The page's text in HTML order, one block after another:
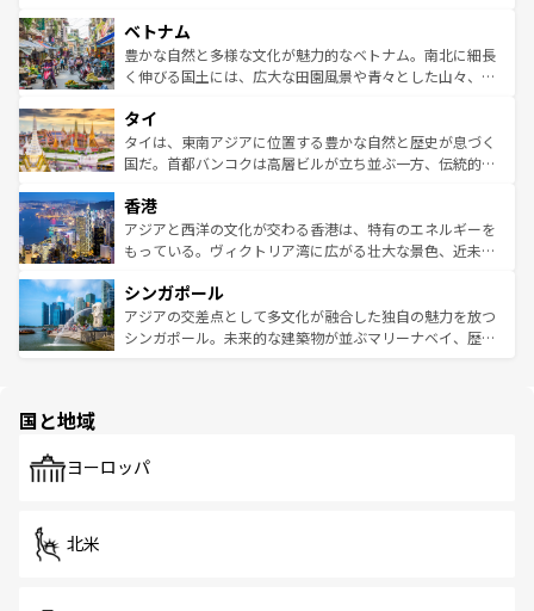
参照してほしい。
容にもいいと評判のスイーツなど、バラエティ豊かな料理
が味わえる。 なお、新着の台湾情報は コンテンツ一覧を参
照してほしい。
き、地方に足を延ばせば四季折々の自然美を楽しむことが
できる。そして、キムチや焼肉、絶品のストリートフード
まで、さまざまな韓国料理が待っている。夜には、韓国な
リティに包まれながら、韓国の多彩な魅力を心ゆくまで味
わってみてほしい。 なお、新着の韓国情報はコンテンツ一
覧を参照してほしい。
ベトナム
豊かな自然と多様な文化が魅力的なベトナム。南北に細長
く伸びる国土には、広大な田園風景や青々とした山々、世
急速な発展と共に伝統が息づく。ハノイの古い町並みやホ
ーチミン市のフランス統治時代の建物も、独特の雰囲気を
醸し出している。また、バラエティの豊かさとおいしさで
とつ。フォーやバインミー、ベトナムコーヒーなどは、ぜ
ひ現地で味わいたい。どの地域を訪れてもあたたかい人々
が旅行者を迎えてくれるので、きっと忘れられない旅にな
参照してほしい。
タイ
タイは、東南アジアに位置する豊かな自然と歴史が息づく
国だ。首都バンコクは高層ビルが立ち並ぶ一方、伝統的な
の活気が交差している。北部ではチェンマイなどの山岳地
帯で自然と触れ合い、南部ではプーケットやクラビの美し
いビーチでリゾート気分を楽しむことができる。タイ料理
激する。気候は一年中温暖で、どの季節にも異なる楽しみ
が待っている。親しみやすいタイの人々、仏教を中心とし
た文化、そして多様な観光資源が、訪れる旅人を魅了し続
香港
アジアと西洋の文化が交わる香港は、特有のエネルギーを
もっている。ヴィクトリア湾に広がる壮大な景色、近未来
み、どこを訪れても感動するはず。観光スポットが密集し
ており、効率よく見どころを回れるのも魅力。息をのむよ
うな絶景から文化的な体験まで、香港を存分に楽しみ尽く
シンガポール
アジアの交差点として多文化が融合した独自の魅力を放つ
シンガポール。未来的な建築物が並ぶマリーナベイ、歴史
で、ホーカーズは地元の風情を楽しめる外せないスポット
国と地域
ヨーロッパ
北米